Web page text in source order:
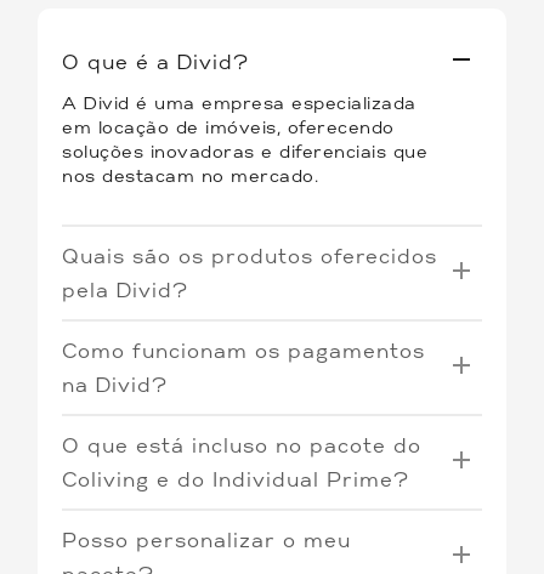
O que é a Divid?
A Divid é uma empresa especializada
em locação de imóveis, oferecendo
soluções inovadoras e diferenciais que
nos destacam no mercado.
Quais são os produtos oferecidos
pela Divid?
Coliving
experiência única de convivência e
previsibilidade.
imóveis não necessariamente
Como funcionam os pagamentos
na Divid?
com o sistema de pré-pagamento. Os
boletos tem vencimento todo o dia 7,
incluindo todas as contas relacionadas
acordo com o consumo, como no caso
O que está incluso no pacote do
Coliving e do Individual Prime?
todas as contas relacionadas ao imóvel,
proporcionando praticidade e
Posso personalizar o meu